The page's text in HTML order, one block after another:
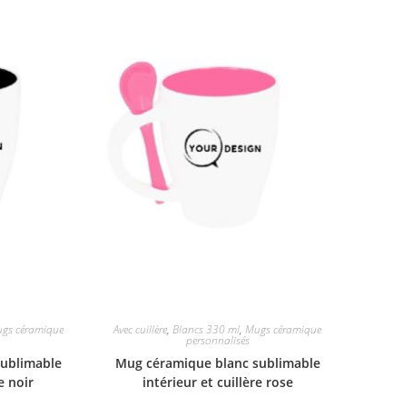
céramique
noir
Avec cuillère,Blancs 330 ml,Mugs céramique
personnalisés
Mug céramique blanc sublimable
intérieur et cuillère rose